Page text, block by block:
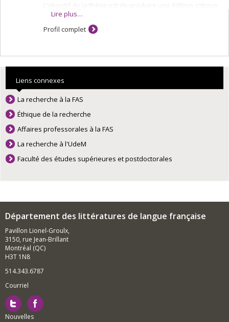
L’objectif de la thèse est de produire une édition critique
qui prendra en compte toutes les versions jugées
significatives de la
étude approfondie du texte, qui ciblera plus
Lire plus…
Profil complet
Liens connexes
La recherche à la FAS
Éthique de la recherche
Affaires professorales à la FAS
La recherche à l'UdeM
Faculté des études supérieures et postdoctorales
Département des littératures de langue française
Pavillon Lionel-Groulx,
3150, rue Jean-Brillant
Montréal (QC)
H3T 1N8
514.343.6787
Courriel
Nouvelles